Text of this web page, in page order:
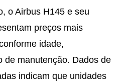
o Airbus H145 e seu
preços mais
idade,
de manutenção. Dados de
indicam que unidades